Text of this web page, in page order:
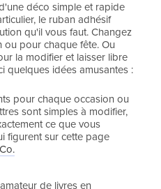
déco simple et rapide
le ruban adhésif
qu'il vous faut. Changez
pour chaque fête. Ou
la modifier et laisser libre
quelques idées amusantes :
pour chaque occasion ou
sont simples à modifier,
ce que vous
figurent sur cette page
de livres en